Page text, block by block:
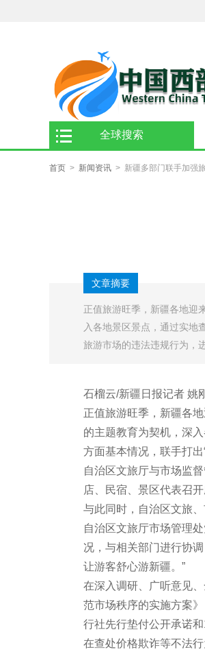
全球搜索
首页 > 新闻资讯 > 新疆多部门联手加强
文章摘要
正值旅游旺季，新疆各地迎
入各地景区景点，通过实地
旅游市场的违法违规行为，
石榴云/新疆日报记者 姚
正值旅游旺季，新疆各
的主题教育为契机，深
方面基本情况，联手打
自治区文旅厅与市场监
店、民宿、景区代表召
与此同时，自治区文旅
自治区文旅厅市场管理
况，与相关部门进行协
让游客舒心游新疆。”
在深入调研、广听意见
范市场秩序的实施方案
行社先行垫付公开承诺
在查处价格欺诈等不法